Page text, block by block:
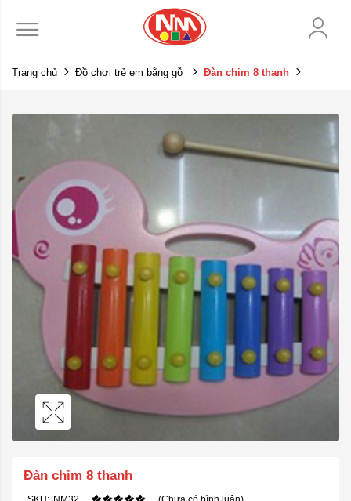
Trang chủ Đồ chơi trẻ em bằng gỗ Đàn chim 8 thanh
Đàn chim 8 thanh